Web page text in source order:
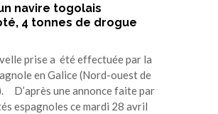
navire togolais
4 tonnes de drogue
prise a été effectuée par la
en Galice (Nord-ouest de
D’après une annonce faite par
espagnoles ce mardi 28 avril